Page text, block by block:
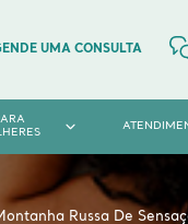
UMA CONSULTA
Russa De